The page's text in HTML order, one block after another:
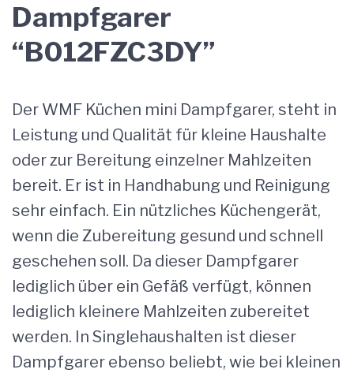
Dampfgarer
“B012FZC3DY”
Der WMF Küchen mini Dampfgarer, steht in
Leistung und Qualität für kleine Haushalte
oder zur Bereitung einzelner Mahlzeiten
bereit. Er ist in Handhabung und Reinigung
sehr einfach. Ein nützliches Küchengerät,
wenn die Zubereitung gesund und schnell
geschehen soll. Da dieser Dampfgarer
lediglich über ein Gefäß verfügt, können
lediglich kleinere Mahlzeiten zubereitet
werden. In Singlehaushalten ist dieser
Dampfgarer ebenso beliebt, wie bei kleinen